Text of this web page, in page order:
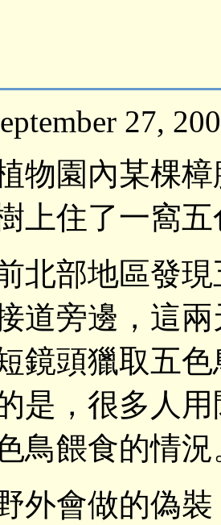
27,
物園內某棵
上住了一窩
北部地區發
道旁邊，這
鏡頭獵取五
是，很多人
鳥餵食的情況
外會做的偽